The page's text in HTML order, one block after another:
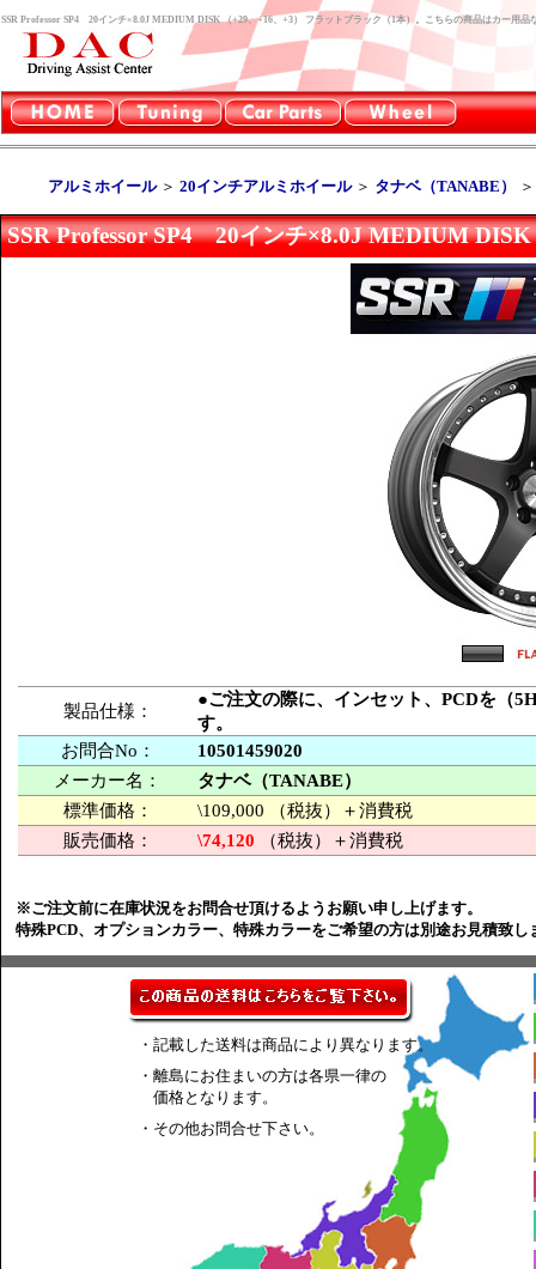
SSR Professor SP4 20インチ×8.0J MEDIUM DISK （+29、+16、+3） フラットブラック（1本）。こちらの商品はカー用品
アルミホイール＞ 20インチアルミホイール＞ タナベ（TANABE）
SSR Professor SP4 20インチ×8.0J MEDIUM
製品仕様：
●ご注文の際に、インセット、PCDを（
す。
お問合No：
10501459020
メーカー名：
タナベ（TANABE）
標準価格：
\109,000 （税抜）＋消費税
販売価格：
\74,120 （税抜）＋消費税
※ご注文前に在庫状況をお問合せ頂けるようお願い申し上げます。
特殊PCD、オプションカラー、特殊カラーをご希望の方は別途お見積致し
・記載した送料は商品により異なります。
・離島にお住まいの方は各県一律の
価格となります。
・その他お問合せ下さい。